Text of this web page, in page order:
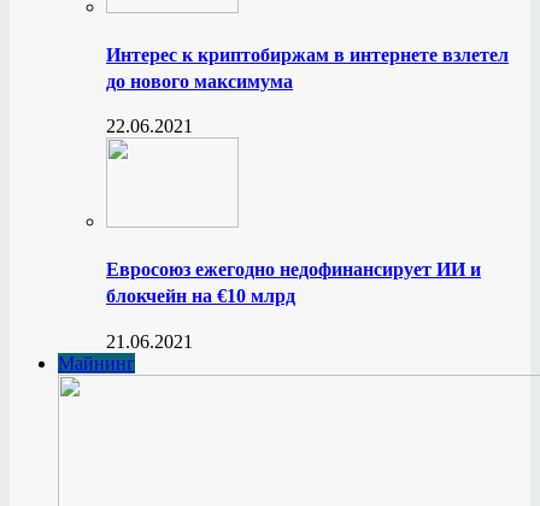
Интерес к криптобиржам в интернете взлетел
до нового максимума
22.06.2021
Евросоюз ежегодно недофинансирует ИИ и
блокчейн на €10 млрд
21.06.2021
Майнинг